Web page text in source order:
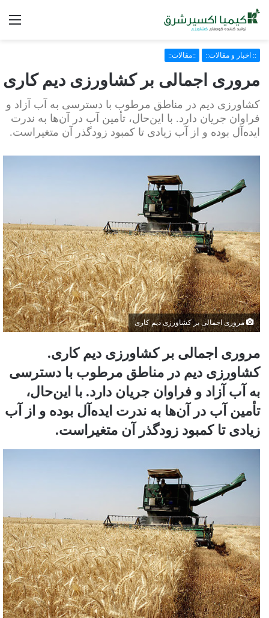
:: اخبار و مقالات:: ::مقالات::
مروری اجمالی بر کشاورزی دیم کاری
کشاورزی دیم در مناطق مرطوب با دسترسی به آب آزاد و
فراوان جریان دارد. با این‌حال، تأمین آب در آن‌ها به ‏ندرت
ایده‌آل بوده و از آب زیادی تا کمبود زودگذر آن متغیراست.
مروری اجمالی بر کشاورزی دیم کاری
مروری اجمالی بر کشاورزی دیم کاری.
کشاورزی دیم در مناطق مرطوب با دسترسی
به آب آزاد و فراوان جریان دارد. با این‌حال،
تأمین آب در آن‌ها به ‏ندرت ایده‌آل بوده و از آب
زیادی تا کمبود زودگذر آن متغیراست.